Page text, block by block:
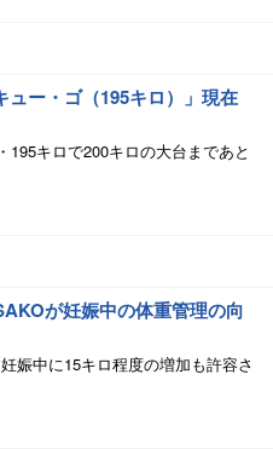
ュー・ゴ（195キロ）」現在
195キロで200キロの大台まであと
が妊娠中の体重管理の向
娠中に15キロ程度の増加も許容さ